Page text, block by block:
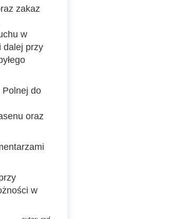
zakaz
w
dalej przy
Polnej do
oraz
w